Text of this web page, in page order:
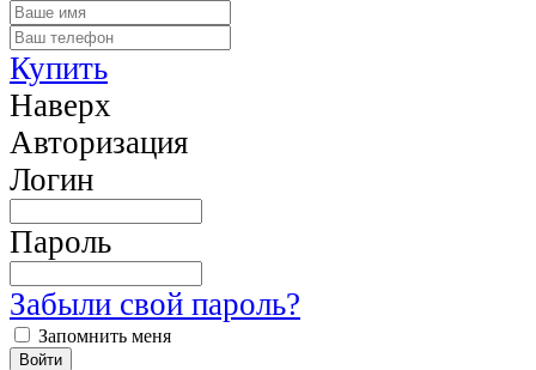
Купить
Наверх
Авторизация
Логин
Пароль
Забыли свой пароль?
Запомнить меня